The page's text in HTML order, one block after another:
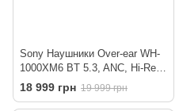
Sony Наушники Over-ear WH-
1000XM6 BT 5.3, ANC, Hi-Res,
AAC, LDAC, LC3, Wireless,
Mic, Черный
18 999 грн 19 999 грн